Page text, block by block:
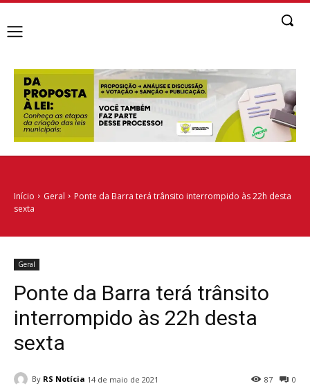
Início Geral
Ponte da Barra terá trânsito interrompido às 22h desta
sexta
Geral
Ponte da Barra terá trânsito
interrompido às 22h desta
sexta
By RS Notícia 14 de maio de 2021 0
87